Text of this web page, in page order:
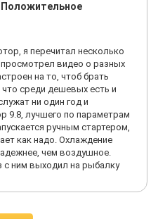
Положительное
я перечитал несколько
видео о разных
на то, чтоб брать
среди дешевых есть и
ни один год и
9.8, лучшего по параметрам
ручным стартером,
как надо. Охлаждение
чем воздушное.
ним выходил на рыбалку